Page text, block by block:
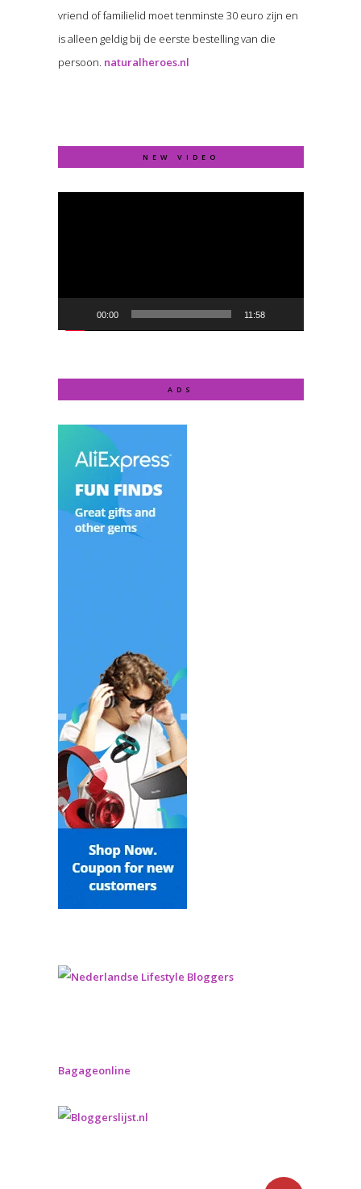
vriend of familielid moet tenminste 30 euro zijn en
is alleen geldig bij de eerste bestelling van die
persoon. naturalheroes.nl
NEW VIDEO
Video
00:00 11:58
ADS
Bagageonline